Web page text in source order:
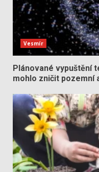
Vesmír
Plánované vypuštění
mohlo zničit pozemní